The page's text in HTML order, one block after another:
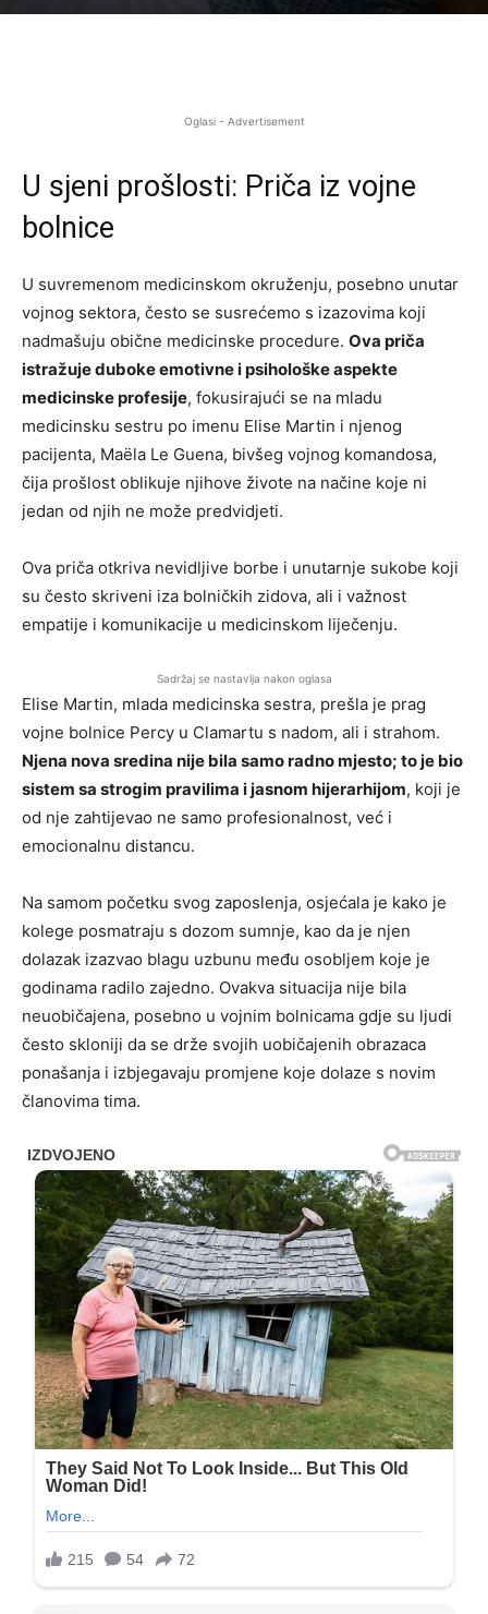
Oglasi - Advertisement
U sjeni prošlosti: Priča iz vojne
bolnice
U suvremenom medicinskom okruženju, posebno unutar
vojnog sektora, često se susrećemo s izazovima koji
nadmašuju obične medicinske procedure. Ova priča
istražuje duboke emotivne i psihološke aspekte
medicinske profesije, fokusirajući se na mladu
medicinsku sestru po imenu Elise Martin i njenog
pacijenta, Maëla Le Guena, bivšeg vojnog komandosa,
čija prošlost oblikuje njihove živote na načine koje ni
jedan od njih ne može predvidjeti.
Ova priča otkriva nevidljive borbe i unutarnje sukobe koji
su često skriveni iza bolničkih zidova, ali i važnost
empatije i komunikacije u medicinskom liječenju.
Sadržaj se nastavlja nakon oglasa
Elise Martin, mlada medicinska sestra, prešla je prag
vojne bolnice Percy u Clamartu s nadom, ali i strahom.
Njena nova sredina nije bila samo radno mjesto; to je bio
sistem sa strogim pravilima i jasnom hijerarhijom, koji je
od nje zahtijevao ne samo profesionalnost, već i
emocionalnu distancu.
Na samom početku svog zaposlenja, osjećala je kako je
kolege posmatraju s dozom sumnje, kao da je njen
dolazak izazvao blagu uzbunu među osobljem koje je
godinama radilo zajedno. Ovakva situacija nije bila
neuobičajena, posebno u vojnim bolnicama gdje su ljudi
često skloniji da se drže svojih uobičajenih obrazaca
ponašanja i izbjegavaju promjene koje dolaze s novim
članovima tima.